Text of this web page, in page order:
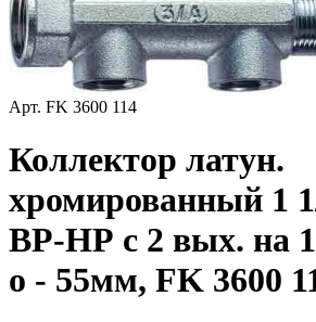
Арт. FK 3600 114
Коллектор латун.
хромированный 1
ВР-НР с 2 вых. на
о - 55мм, FK 3600